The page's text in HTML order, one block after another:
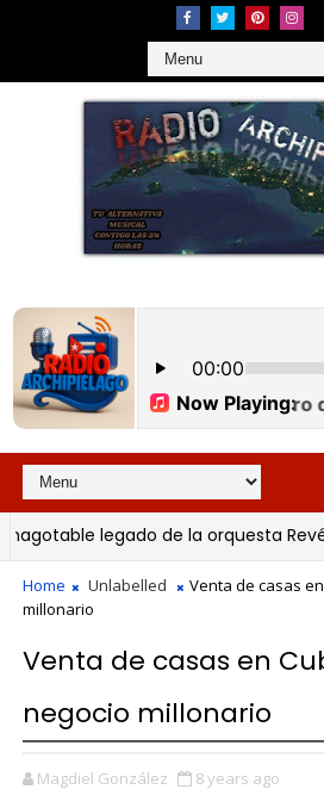
legado de la orquesta Revé.
Home Unlabelled
Venta de casas
millonario
Venta de casas en
negocio millonario
Magdiel González 8 years ago